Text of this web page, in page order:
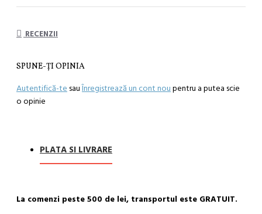
RECENZII
SPUNE-ŢI OPINIA
Autentifică-te sauÎnregistrează un cont nou pentru a putea scie
o opinie
PLATA SI LIVRARE
La comenzi peste 500 de lei, transportul este GRATUIT.